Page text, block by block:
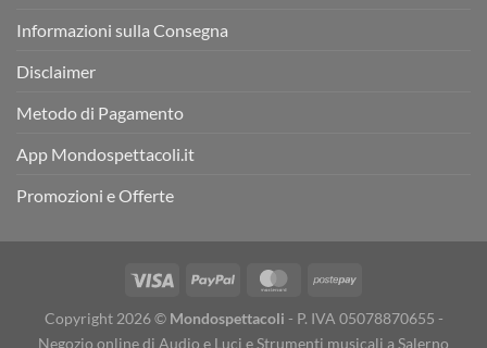
Informazioni sulla Consegna
Disclaimer
Metodo di Pagamento
App Mondospettacoli.it
Promozioni e Offerte
Copyright 2026 © Mondospettacoli - P. IVA 05078870655 -
Negozio online di Audio e Luci e Strumenti musicali a Salerno